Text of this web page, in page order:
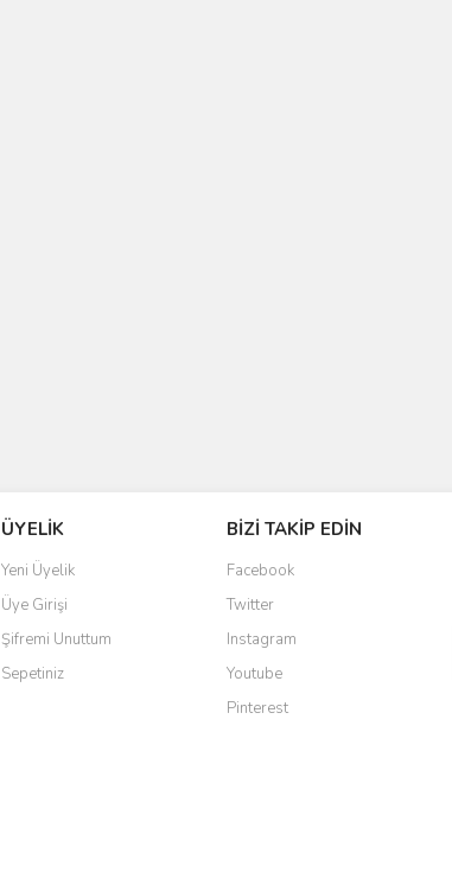
ÜYELİK
Yeni Üyelik
Üye Girişi
Şifremi Unuttum
Sepetiniz
BİZİ TAKİP EDİN
Facebook
Twitter
Instagram
Youtube
Pinterest